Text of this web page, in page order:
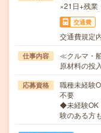
×21日+残業
交通費
交通費規定
仕事内容
≪クルマ・
原材料の投
応募資格
職種未経験
不要
◆未経験OK
験のある方